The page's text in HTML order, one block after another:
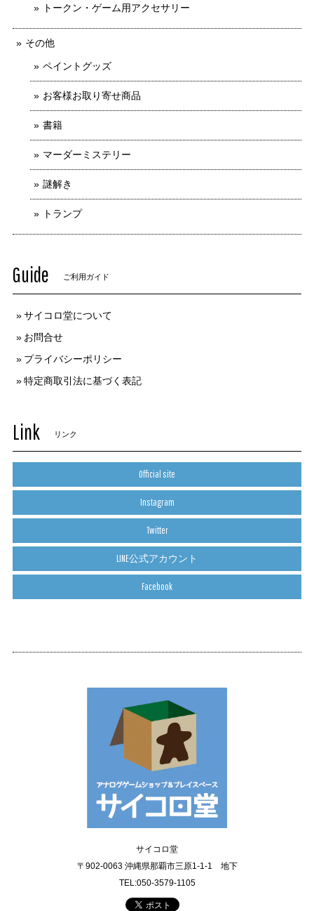
トークン・ゲーム用アクセサリー
その他
ペイントグッズ
お客様お取り寄せ商品
書籍
マーダーミステリー
謎解き
トランプ
Guide ご利用ガイド
サイコロ堂について
お問合せ
プライバシーポリシー
特定商取引法に基づく表記
Link リンク
Official site
Instagram
Twitter
LINE公式アカウント
Facebook
サイコロ堂
〒902-0063 沖縄県那覇市三原1-1-1 地下
TEL:050-3579-1105